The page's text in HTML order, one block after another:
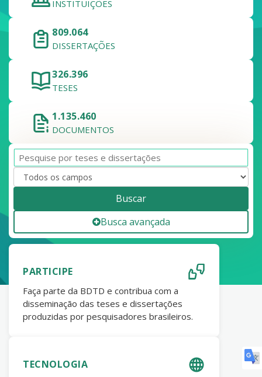
INSTITUIÇÕES
809.064
DISSERTAÇÕES
326.396
TESES
1.135.460
DOCUMENTOS
Buscar
Busca avançada
PARTICIPE
Faça parte da BDTD e contribua com a
disseminação das teses e dissertações
produzidas por pesquisadores brasileiros.
TECNOLOGIA